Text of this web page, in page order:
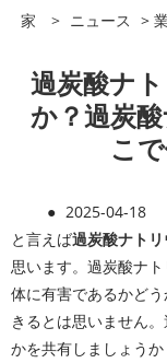
家 > ニュース >
過炭酸ナ
か？過炭
こ
● 2025-04-18
と言えば過炭酸ナトリ
思います。過炭酸ナ
体に有害であるかど
きるとは思いません
かを共有しましょう